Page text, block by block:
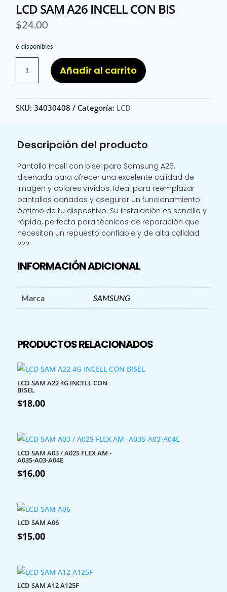
LCD SAM A26 INCELL CON BIS
$24.00
6 disponibles
SAM
A26
INCELL
CON
Añadir al carrito
SKU:34030408 Categoría: LCD
Descripción del producto
Pantalla Incell con bisel para Samsung A26,
diseñada para ofrecer una excelente calidad de
imagen y colores vívidos. Ideal para reemplazar
pantallas dañadas y asegurar un funcionamiento
óptimo de tu dispositivo. Su instalación es sencilla y
rápida, perfecta para técnicos de reparación que
necesitan un repuesto confiable y de alta calidad.
???
INFORMACIÓN ADICIONAL
Marca SAMSUNG
PRODUCTOS RELACIONADOS
LCD SAM A22 4G INCELL CON
BISEL
$18.00
LCD SAM A03 / A02S FLEX AM -
A03S-A03-A04E
$16.00
LCD SAM A06
$15.00
LCD SAM A12 A125F